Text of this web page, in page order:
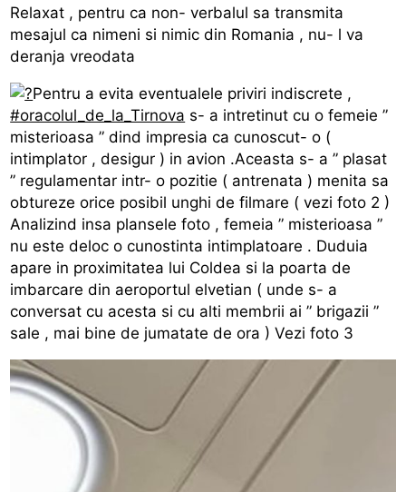
Relaxat , pentru ca non- verbalul sa transmita
mesajul ca nimeni si nimic din Romania , nu- l va
deranja vreodata
Pentru a evita eventualele priviri indiscrete ,
#oracolul_de_la_Tirnova s- a intretinut cu o femeie ”
misterioasa ” dind impresia ca cunoscut- o (
intimplator , desigur ) in avion .Aceasta s- a ” plasat
” regulamentar intr- o pozitie ( antrenata ) menita sa
obtureze orice posibil unghi de filmare ( vezi foto 2 )
Analizind insa plansele foto , femeia ” misterioasa ”
nu este deloc o cunostinta intimplatoare . Duduia
apare in proximitatea lui Coldea si la poarta de
imbarcare din aeroportul elvetian ( unde s- a
conversat cu acesta si cu alti membrii ai ” brigazii ”
sale , mai bine de jumatate de ora ) Vezi foto 3